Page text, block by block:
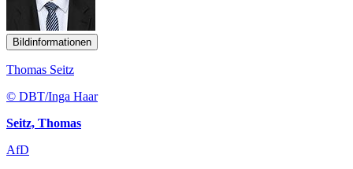
Bildinformationen
Thomas Seitz
© DBT/Inga Haar
Seitz, Thomas
AfD